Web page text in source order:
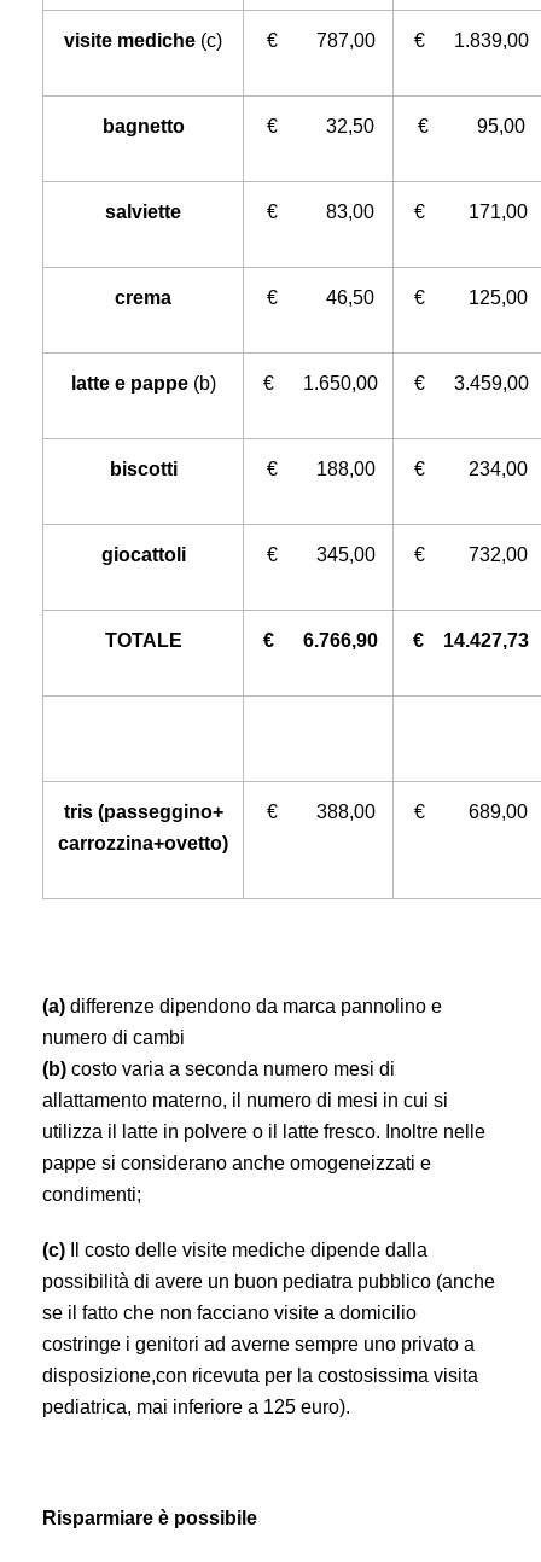
visite mediche (c) € 787,00 € 1.839,00
bagnetto € 32,50 € 95,00
salviette € 83,00 € 171,00
crema € 46,50 € 125,00
latte e pappe(b) € 1.650,00 € 3.459,00
biscotti € 188,00 € 234,00
giocattoli € 345,00 € 732,00
TOTALE € 6.766,90 € 14.427,73
tris (passeggino+
carrozzina+ovetto)
€ 388,00 € 689,00
(a) differenze dipendono da marca pannolino e
numero di cambi
(b) costo varia a seconda numero mesi di
allattamento materno, il numero di mesi in cui si
utilizza il latte in polvere o il latte fresco. Inoltre nelle
pappe si considerano anche omogeneizzati e
condimenti;
(c) Il costo delle visite mediche dipende dalla
possibilità di avere un buon pediatra pubblico (anche
se il fatto che non facciano visite a domicilio
costringe i genitori ad averne sempre uno privato a
disposizione,con ricevuta per la costosissima visita
pediatrica, mai inferiore a 125 euro).
Risparmiare è possibile